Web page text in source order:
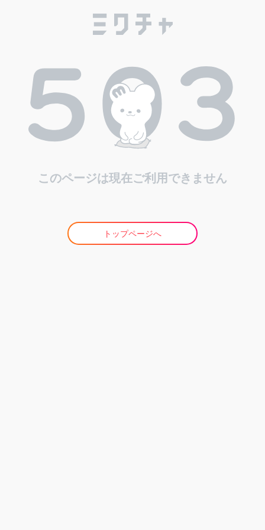
このページは現在ご利用できません